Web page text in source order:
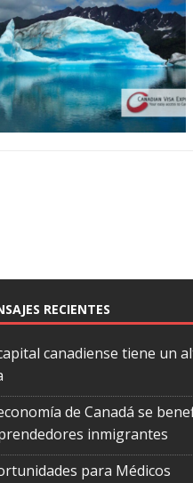
RECIENTES
canadiense tiene un
de Canadá se
inmigrantes
para Médicos